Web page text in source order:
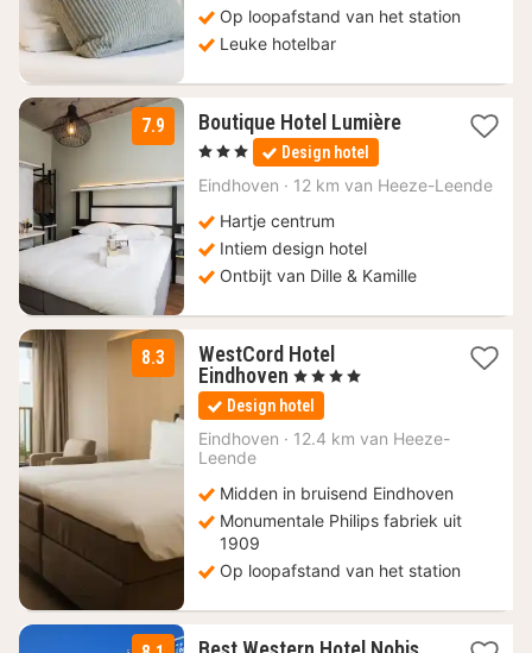
Op loopafstand van het station
Leuke hotelbar
7.9 Boutique Hotel Lumière1
110
, 3 Sterren Design hotel
Eindhoven · 12 km van Heeze-Leende
Hartje centrum
Intiem design hotel
Ontbijt van Dille & Kamille
8.3
WestCord Hotel
Eindhoven 1
nacht
vanaf
109,62
, 4 Sterren
Design hotel
Eindhoven · 12.4 km van Heeze-
Leende
Midden in bruisend Eindhoven
Monumentale Philips fabriek uit
1909
Op loopafstand van het station